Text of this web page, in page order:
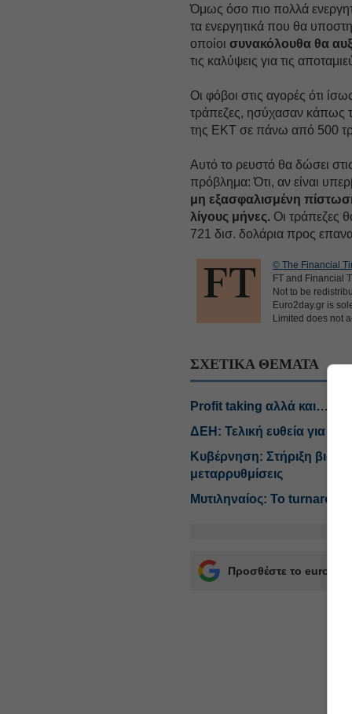
Όμως όσο πιο πολλά
τα ενεργητικά που θα
οποίοισυνακόλουθα θα
τις καλύψεις για τις
Οι φόβοι στις αγορές ότι
τράπεζες, ησύχασαν κάπως
της ΕΚΤ σε πάνω από 500
Αυτό το ρευστό θα δώσει
πρόβλημα: Ότι, αν είναι
μη εξασφαλισμένη
λίγους μήνες. Οι τράπεζες
721 δισ. δολάρια προς
© The Financial
FT and Financial
Not to be
Euro2day.gr is
Limited does not
ΣΧΕΤΙΚΑ ΘΕΜΑΤΑ
Profit taking αλλά και…
ΔΕΗ: Τελική ευθεία για το
Κυβέρνηση: Στήριξη
μεταρρυθμίσεις
Μυτιληναίος: Το
Προσθέστε το